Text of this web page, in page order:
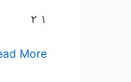
۱ ۲
More »